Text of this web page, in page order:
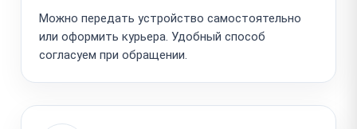
Можно передать устройство самостоятельно
или оформить курьера. Удобный способ
согласуем при обращении.